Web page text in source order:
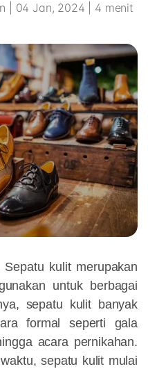
| 04 Jan, 2024 | 4 menit
kulit merupakan
untuk berbagai
sepatu kulit banyak
formal seperti gala
acara pernikahan.
sepatu kulit mulai